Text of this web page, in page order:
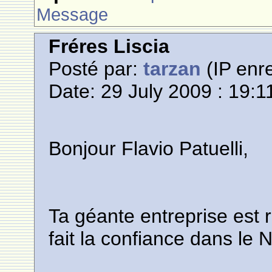
Message
Fréres Liscia
Posté par:tarzan (IP
Date: 29 July 2009 :
Bonjour Flavio Patuelli,
Ta géante entreprise est
fait la confiance dans le